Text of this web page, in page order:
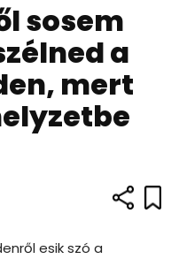
sosem
a
mert
esik szó a